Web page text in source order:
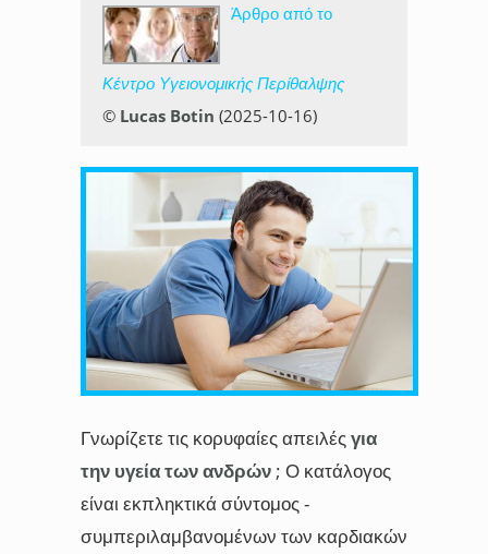
Άρθρο από το
Κέντρο Υγειονομικής Περίθαλψης
© Lucas Botin (2025-10-16)
Γνωρίζετε τις κορυφαίες απειλές για
την υγεία των ανδρών ; Ο κατάλογος
είναι εκπληκτικά σύντομος -
συμπεριλαμβανομένων των καρδιακών